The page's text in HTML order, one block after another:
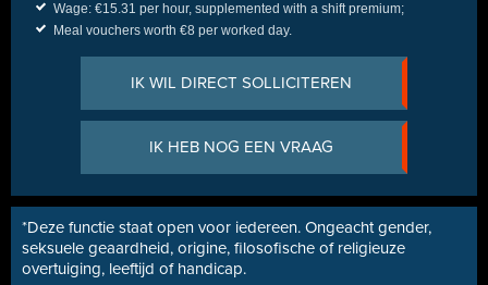
Wage: €15.31 per hour, supplemented with a shift premium;
Meal vouchers worth €8 per worked day.
IK WIL DIRECT SOLLICITEREN
IK HEB NOG EEN VRAAG
*Deze functie staat open voor iedereen. Ongeacht gender,
seksuele geaardheid, origine, filosofische of religieuze
overtuiging, leeftijd of handicap.